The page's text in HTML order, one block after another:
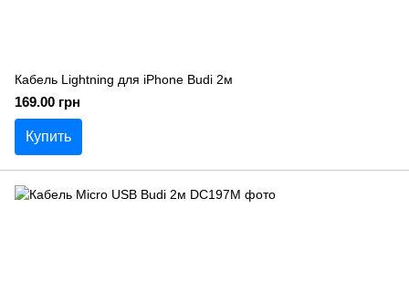
Кабель Lightning для iPhone Budi 2м
169.00 грн
Купить